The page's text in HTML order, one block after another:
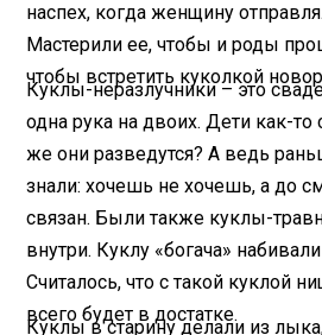
наспех, когда женщину
Мастерили ее, чтобы и роды
чтобы встретить куколкой
Куклы-неразлучники – это
одна рука на двоих. Дети как-то
же они разведутся? А ведь
знали: хочешь не хочешь, а до
связан. Были также куклы-
внутри. Куклу «богача»
Считалось, что с такой куклой
всего будет в достатке.
Куклы в старину делали из